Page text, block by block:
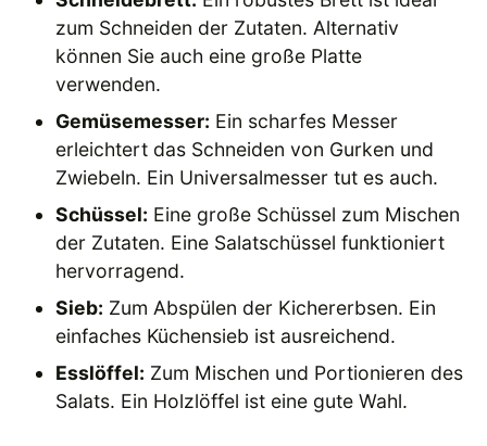
zum Schneiden der Zutaten. Alternativ
können Sie auch eine große Platte
verwenden.
Gemüsemesser: Ein scharfes Messer
erleichtert das Schneiden von Gurken und
Zwiebeln. Ein Universalmesser tut es auch.
Schüssel: Eine große Schüssel zum Mischen
der Zutaten. Eine Salatschüssel funktioniert
hervorragend.
Sieb: Zum Abspülen der Kichererbsen. Ein
einfaches Küchensieb ist ausreichend.
Esslöffel: Zum Mischen und Portionieren des
Salats. Ein Holzlöffel ist eine gute Wahl.